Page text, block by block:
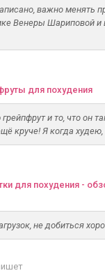
важно менять
Венеры Шариповой и
для похудения
и то, что он
круче! Я когда
для похудения -
не добиться